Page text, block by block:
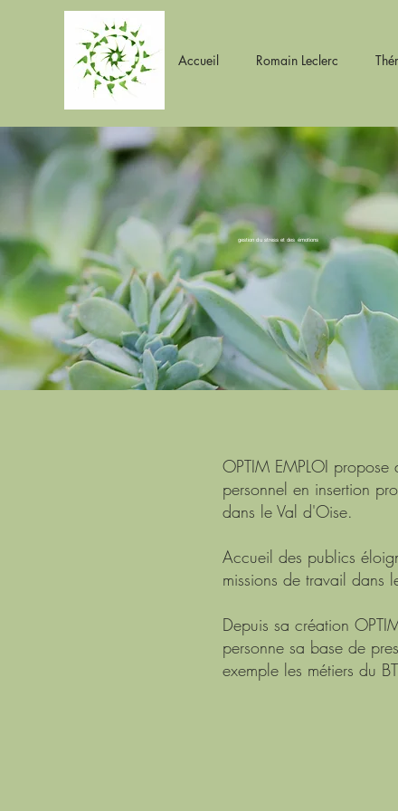
Romain Leclerc
Thérapeute Psycho-corporel
Sophrologue
Accueil Romain Leclerc
gestion du stress et des émotions
OPTIM EMPLOI
personnel en insertion
dans le Val d'Oise.
Accueil des publics
missions de travail dans
Depuis sa création
personne sa base de
exemple les métiers du